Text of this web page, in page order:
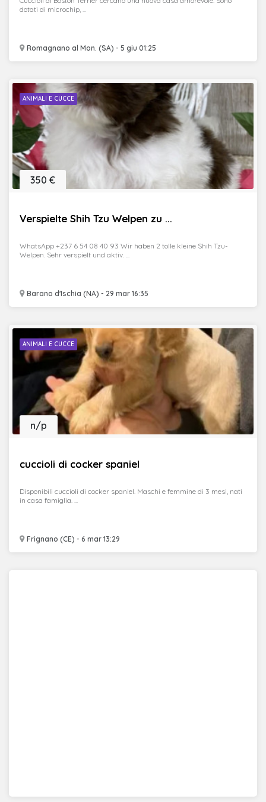
Romagnano al Mon. (SA) - 5 giu 01:25
dotati di microchip, ...
ANIMALI E CUCCE
Verspielte Shih Tzu Welpen zu ...
Barano d'Ischia (NA) - 29 mar 16:35
350 €
WhatsApp +237 6 54 08 40 93 Wir haben 2 tolle kleine Shih Tzu-
Welpen. Sehr verspielt und aktiv. ...
ANIMALI E CUCCE
cuccioli di cocker spaniel
Frignano (CE) - 6 mar 13:29
n/p
Disponibili cuccioli di cocker spaniel. Maschi e femmine di 3 mesi, nati
in casa famiglia. ...